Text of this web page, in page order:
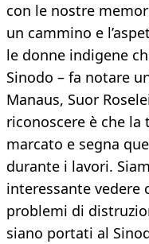
con le nostre
un cammino e
le donne indigene
Sinodo – fa notare
Manaus, Suor
riconoscere è che
marcato e segna
durante i lavori.
interessante
problemi di
siano portati al